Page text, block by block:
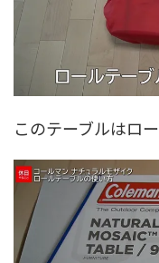
このテーブルはロ